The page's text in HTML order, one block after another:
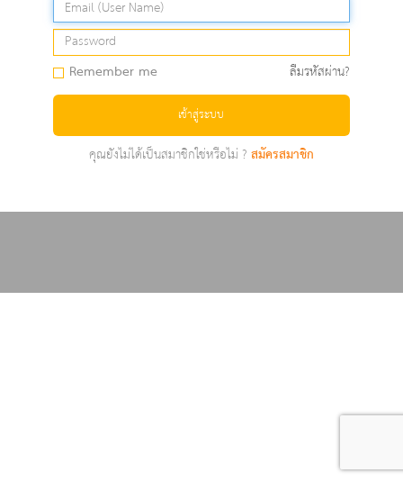
Remember me ลืมรหัสผ่าน?
เข้าสู่ระบบ
คุณยังไม่ได้เป็นสมาชิกใช่หรือไม่ ?สมัครสมาชิก